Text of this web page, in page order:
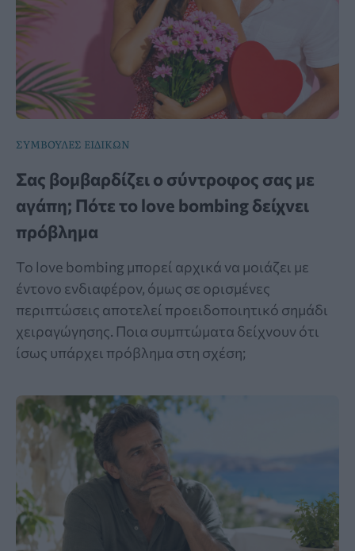
ΣΥΜΒΟΥΛΕΣ ΕΙΔΙΚΩΝ
Σας βομβαρδίζει ο σύντροφος σας με
αγάπη; Πότε το love bombing δείχνει
πρόβλημα
Το love bombing μπορεί αρχικά να μοιάζει με
έντονο ενδιαφέρον, όμως σε ορισμένες
περιπτώσεις αποτελεί προειδοποιητικό σημάδι
χειραγώγησης. Ποια συμπτώματα δείχνουν ότι
ίσως υπάρχει πρόβλημα στη σχέση;